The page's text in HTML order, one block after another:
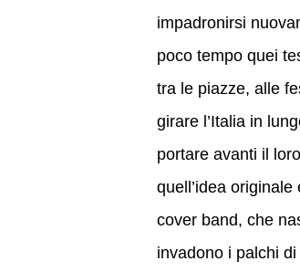
impadronirsi
poco tempo quei
tra le piazze, alle
girare l’Italia in
portare avanti il
quell’idea
cover band, che
invadono i palchi